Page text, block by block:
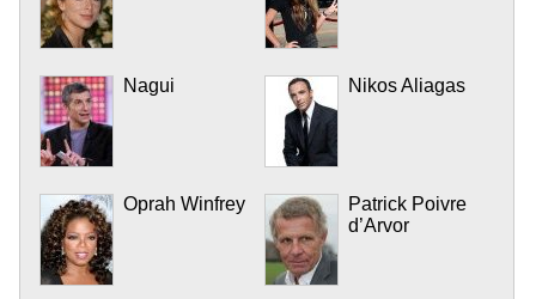
Nagui Nikos Aliagas
Oprah Winfrey
Patrick Poivre
d’Arvor